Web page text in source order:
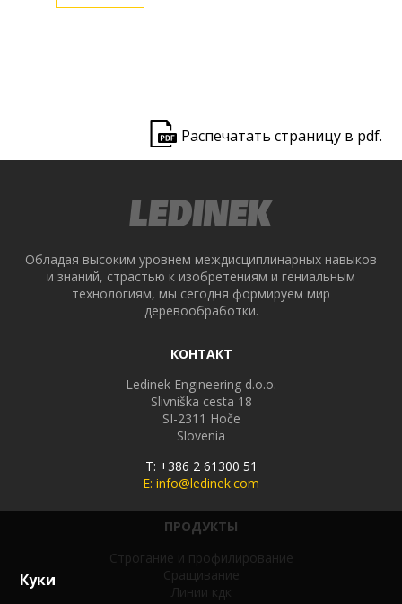
Куки
Распечатать страницу в pdf.
Обладая высоким уровнем междисциплинарных навыков
и знаний, страстью к изобретениям и гениальным
технологиям, мы сегодня формируем мир
деревообработки.
КОНТАКТ
Ledinek Engineering d.o.o.
Slivniška cesta 18
SI-2311 Hoče
Slovenia
T: +386 2 61300 51
E: info@ledinek.com
ПРОДУКТЫ
Строгание и профилирование
Сращивание
Линии кдк